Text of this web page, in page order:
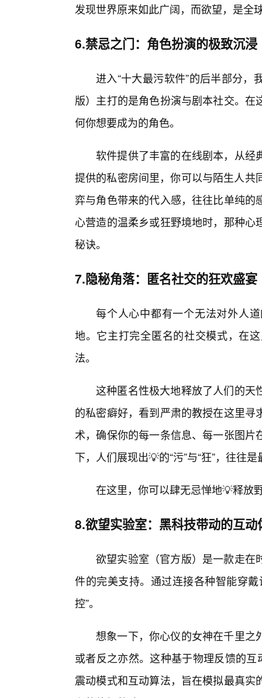
发现世界原来如此广阔，而欲望，是全
6.禁忌之门：角色扮演的极致沉浸
进入“十大最污软件”的后半部分
版）主打的是角色扮演与剧本社交。
何你想要成为的角色。
软件提供了丰富的在线剧本，从经
提供的私密房间里，你可以与陌生人
弈与角色带来的代入感，往往比单纯
心营造的温柔乡或狂野境地时，那种
秘诀。
7.隐秘角落：匿名社交的狂欢盛宴
每个人心中都有一个无法对外人
地。它主打完全匿名的社交模式，在
法。
这种匿名性极大地释放了人们的天
的私密癖好，看到严肃的教授在这里
术，确保你的每一条信息、每一张图
下，人们展现出💡的“污”与“狂”，往往
在这里，你可以肆无忌惮地💡释放
8.欲望实验室：黑科技带动的互动
欲望实验室（官方版）是一款走在
件的完美支持。通过连接各种智能穿
控”。
想象一下，你心仪的女神在千里之
或者反之亦然。这种基于物理反馈的
震动模式和互动算法，旨在模拟最真